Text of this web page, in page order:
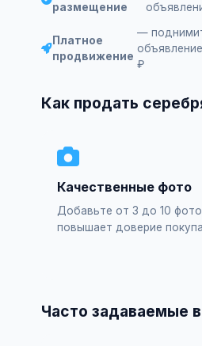
размещение
Платное
продвижение
—
₽
Как продать
Качественные фото
Добавьте от 3 до 10
повышает доверие
Часто задаваемые